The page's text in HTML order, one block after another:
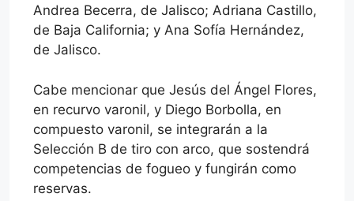
Andrea Becerra, de Jalisco; Adriana Castillo,
de Baja California; y Ana Sofía Hernández,
de Jalisco.
Cabe mencionar que Jesús del Ángel Flores,
en recurvo varonil, y Diego Borbolla, en
compuesto varonil, se integrarán a la
Selección B de tiro con arco, que sostendrá
competencias de fogueo y fungirán como
reservas.